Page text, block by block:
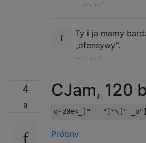
MickyT
Ty i ja mamy
„ofensywy”.
Alex A.
4 CJam, 120
Próbny